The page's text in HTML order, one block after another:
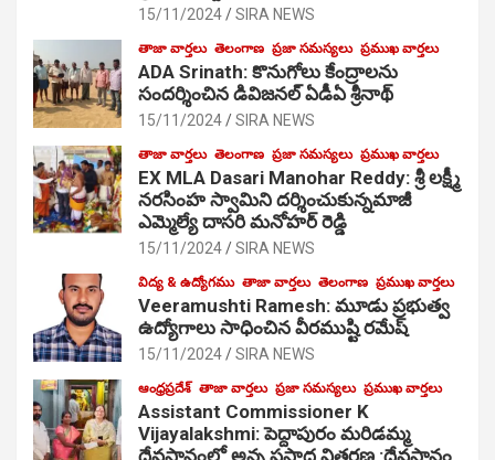
15/11/2024 SIRA NEWS
తాజా వార్తలు తెలంగాణ ప్రజా సమస్యలు ప్రముఖ వార్తలు
ADA Srinath: కొనుగోలు కేంద్రాల‌ను
సంద‌ర్శించిన డివిజనల్ ఏడీఏ శ్రీనాథ్
15/11/2024 SIRA NEWS
తాజా వార్తలు తెలంగాణ ప్రజా సమస్యలు ప్రముఖ వార్తలు
EX MLA Dasari Manohar Reddy: శ్రీ లక్ష్మీ
నరసింహ స్వామిని దర్శించుకున్నమాజీ
ఎమ్మెల్యే దాసరి మనోహర్ రెడ్డి
15/11/2024 SIRA NEWS
విద్య & ఉద్యోగము తాజా వార్తలు తెలంగాణ ప్రముఖ వార్తలు
Veeramushti Ramesh: మూడు ప్రభుత్వ
ఉద్యోగాలు సాధించిన వీరముష్టి రమేష్
15/11/2024 SIRA NEWS
ఆంధ్రప్రదేశ్ తాజా వార్తలు ప్రజా సమస్యలు ప్రముఖ వార్తలు
Assistant Commissioner K
Vijayalakshmi: పెద్దాపురం మరిడమ్మ
దేవస్థానంలో అన్న ప్రసాద వితరణ :దేవస్థానం